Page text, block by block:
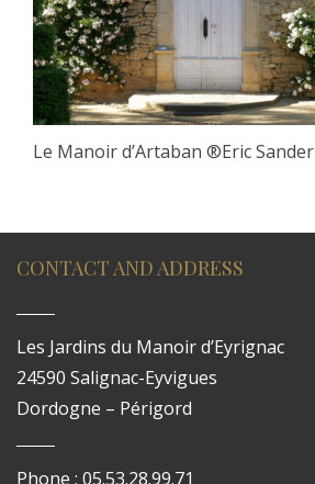
Le Manoir d’Artaban ®Eric Sander
CONTACT AND ADDRESS
Les Jardins du Manoir d’Eyrignac
24590 Salignac-Eyvigues
Dordogne – Périgord
Phone : 05.53.28.99.71